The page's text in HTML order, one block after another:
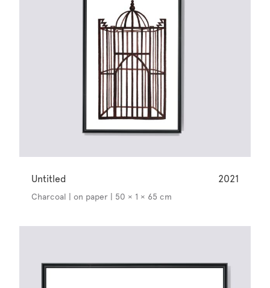
Untitled 2021
Charcoal | on paper | 50 × 1 × 65 cm